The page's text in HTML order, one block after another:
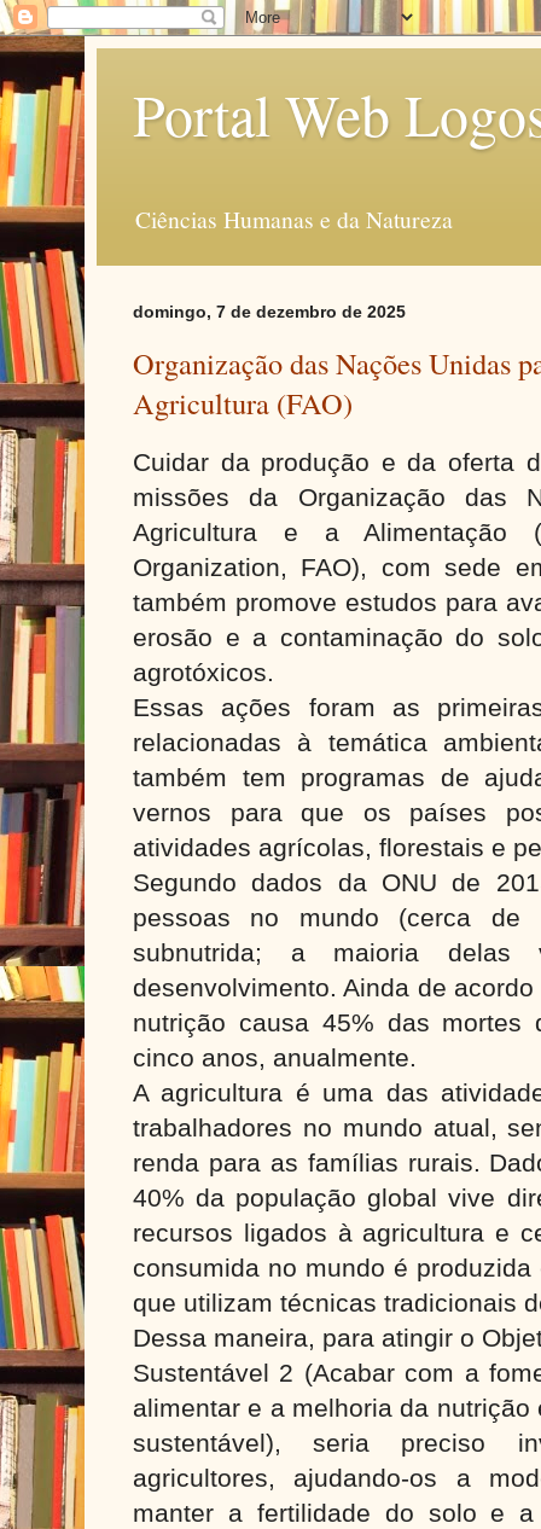
Portal Web
Ciências Humanas e da Natureza
domingo, 7 de dezembro de 2025
Organização das Nações Unidas
Agricultura (FAO)
Cuidar da produção e da oferta
missões da Organização das
Agricultura e a Alimentação
Organization, FAO), com sede
também promove estudos para
erosão e a contaminação do
agrotóxicos.
Essas ações foram as
relacionadas à temática
também tem programas de
vernos para que os países
atividades agrícolas, florestais e
Segundo dados da ONU de
pessoas no mundo (cerca de
subnutrida; a maioria
desenvolvimento. Ainda de
nutrição causa 45% das mortes
cinco anos, anualmente.
A agricultura é uma das
trabalhadores no mundo atual,
renda para as famílias rurais.
40% da população global vive
recursos ligados à agricultura e
consumida no mundo é
que utilizam técnicas tradicionais
Dessa maneira, para atingir o
Sustentável 2 (Acabar com a
alimentar e a melhoria da
sustentável), seria preciso
agricultores, ajudando-os a
manter a fertilidade do solo e a